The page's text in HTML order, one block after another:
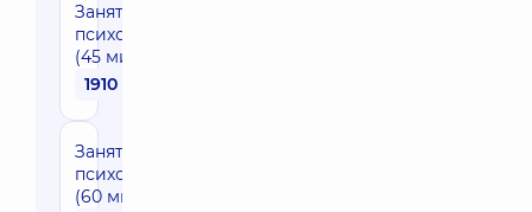
Занятие с
психологом
(45 мин)
1910 грн
Занятие с
психологом
(60 мин)